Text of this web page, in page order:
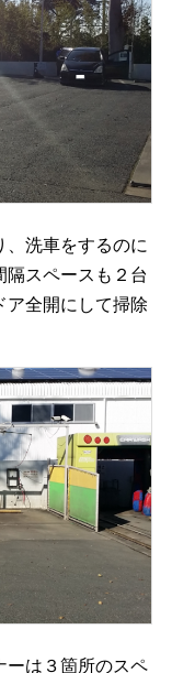
、洗車をするのに
隔スペースも２台
ア全開にして掃除
ーは３箇所のスペ